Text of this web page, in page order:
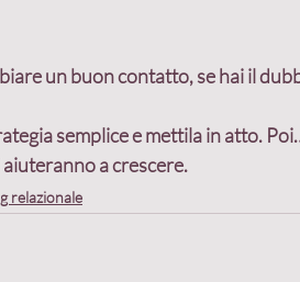
un buon contatto, se hai il
semplice e mettila in atto.
a crescere.
relazionale